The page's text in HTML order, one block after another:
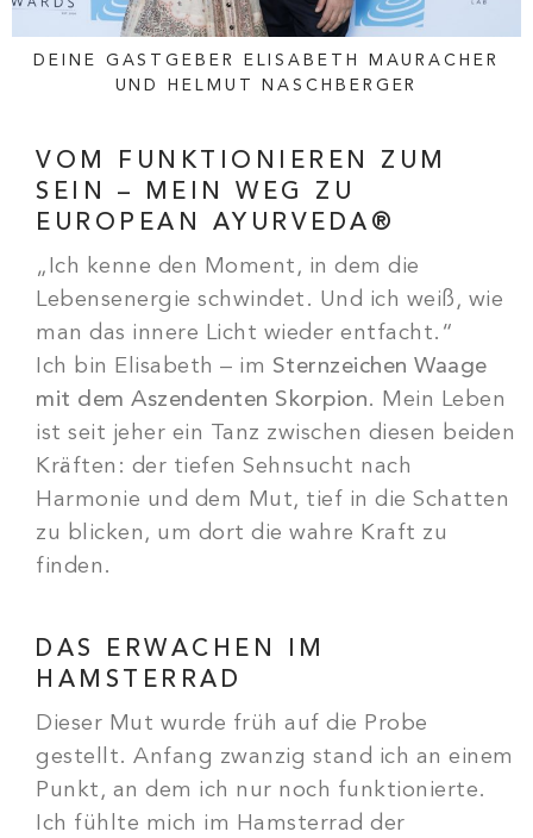
DEINE GASTGEBER ELISABETH MAURACHER
UND HELMUT NASCHBERGER
VOM FUNKTIONIEREN ZUM
SEIN – MEIN WEG ZU
EUROPEAN AYURVEDA®
„Ich kenne den Moment, in dem die
Lebensenergie schwindet. Und ich weiß, wie
man das innere Licht wieder entfacht.“
Ich bin Elisabeth – im Sternzeichen Waage
mit dem Aszendenten Skorpion. Mein Leben
ist seit jeher ein Tanz zwischen diesen beiden
Kräften: der tiefen Sehnsucht nach
Harmonie und dem Mut, tief in die Schatten
zu blicken, um dort die wahre Kraft zu
finden.
DAS ERWACHEN IM
HAMSTERRAD
Dieser Mut wurde früh auf die Probe
gestellt. Anfang zwanzig stand ich an einem
Punkt, an dem ich nur noch funktionierte.
Ich fühlte mich im Hamsterrad der